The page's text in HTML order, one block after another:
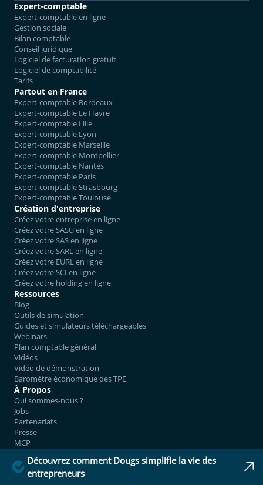
Découvrez comment Dougs simplifie la vie des
entrepreneurs
Expert-comptable
Expert-comptable en ligne
Gestion sociale
Bilan comptable
Conseil juridique
Logiciel de facturation gratuit
Logiciel de comptabilité
Tarifs
Partout en France
Expert-comptable Bordeaux
Expert-comptable Le Havre
Expert-comptable Lille
Expert-comptable Lyon
Expert-comptable Marseille
Expert-comptable Montpellier
Expert-comptable Nantes
Expert-comptable Paris
Expert-comptable Strasbourg
Expert-comptable Toulouse
Création d'entreprise
Créez votre entreprise en ligne
Créez votre SASU en ligne
Créez votre SAS en ligne
Créez votre SARL en ligne
Créez votre EURL en ligne
Créez votre SCI en ligne
Créez votre holding en ligne
Ressources
Blog
Outils de simulation
Guides et simulateurs téléchargeables
Webinars
Plan comptable général
Vidéos
Vidéo de démonstration
Baromètre économique des TPE
À Propos
Qui sommes-nous ?
Jobs
Partenariats
Presse
MCP
Tchatter
Prendre rendez-vous